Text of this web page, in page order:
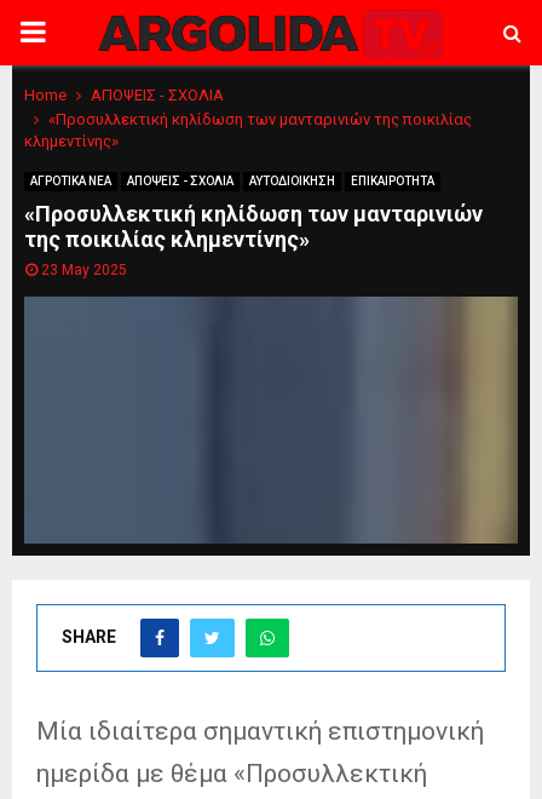
PRIMARY
MENU
Home
ΑΠΟΨΕΙΣ - ΣΧΟΛΙΑ
«Προσυλλεκτική κηλίδωση των μανταρινιών της ποικιλίας
κλημεντίνης»
ΑΓΡΟΤΙΚΑ ΝΕΑ ΑΠΟΨΕΙΣ - ΣΧΟΛΙΑ ΑΥΤΟΔΙΟΙΚΗΣΗ ΕΠΙΚΑΙΡΟΤΗΤΑ
«Προσυλλεκτική κηλίδωση των μανταρινιών
της ποικιλίας κλημεντίνης»
23 May 2025
SHARE
Μία ιδιαίτερα σημαντική επιστημονική
ημερίδα με θέμα «Προσυλλεκτική